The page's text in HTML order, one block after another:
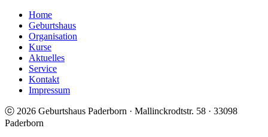
Home
Geburtshaus
Organisation
Kurse
Aktuelles
Service
Kontakt
Impressum
ⓒ 2026 Geburtshaus Paderborn · Mallinckrodtstr. 58 · 33098
Paderborn